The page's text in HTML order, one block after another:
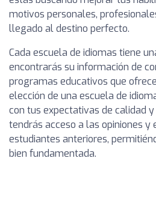
motivos personales,
llegado al destino perfecto.
Cada escuela de idiomas tiene
encontrarás su información de
programas educativos que
elección de una escuela de
con tus expectativas de calidad
tendrás acceso a las opiniones y
estudiantes anteriores,
bien fundamentada.